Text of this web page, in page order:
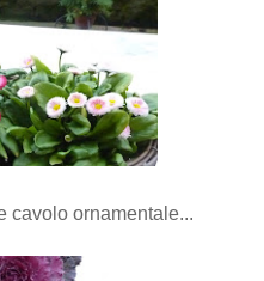
cavolo ornamentale...